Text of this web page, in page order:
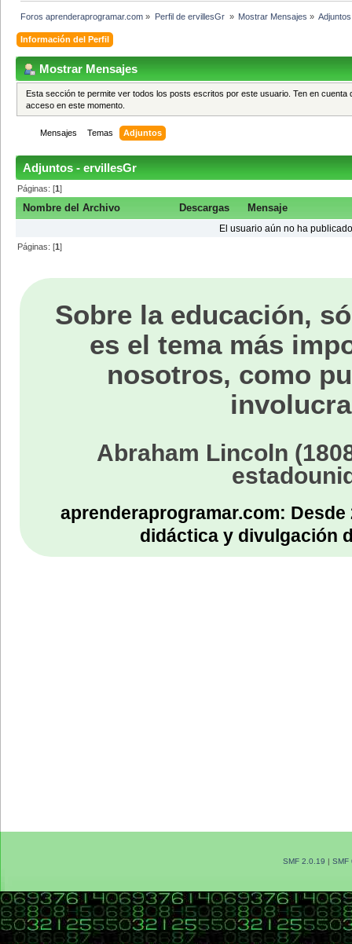
Foros aprenderaprogramar.com » Perfil de ervillesGr » Mostrar Mensajes » Adjuntos
Información del Perfil
Mostrar Mensajes
Esta sección te permite ver todos los posts escritos por este usuario. Ten en
acceso en este momento.
Mensajes Temas Adjuntos
Adjuntos - ervillesGr
Páginas: [1]
Nombre del Archivo Descargas Mensaje
El usuario aún no ha
Páginas: [1]
Sobre la educación,
es el tema más
nosotros, como
Abraham Lincoln
aprenderaprogramar.com:
didáctica y divulgación
SMF 2.0.19 | SMF